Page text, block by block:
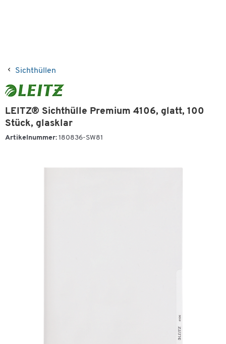
Sichthüllen
LEITZ® Sichthülle Premium 4106, glatt, 100
Stück, glasklar
Artikelnummer: 180836-SW81